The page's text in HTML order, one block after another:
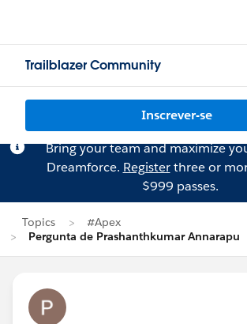
Trailblazer Community
Inscrever-se
Bring your team and maximize
Dreamforce. Registerthree or
$999 passes.
Topics
#Apex
Pergunta de Prashanthkumar Annarapu